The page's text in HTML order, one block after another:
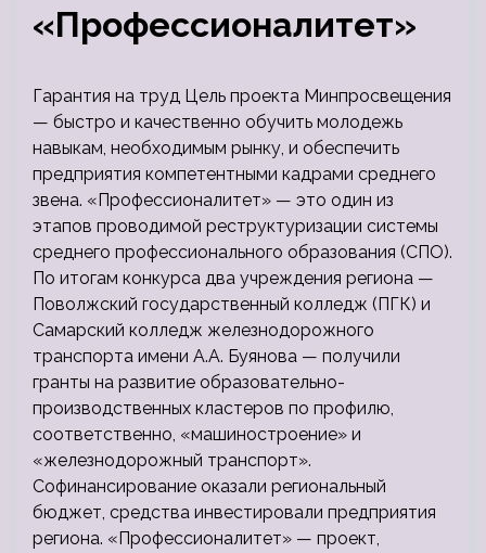
«Профессионалитет»
Гарантия на труд Цель проекта Минпросвещения
— быстро и качественно обучить молодежь
навыкам, необходимым рынку, и обеспечить
предприятия компетентными кадрами среднего
звена. «Профессионалитет» — это один из
этапов проводимой реструктуризации системы
среднего профессионального образования (СПО).
По итогам конкурса два учреждения региона —
Поволжский государственный колледж (ПГК) и
Самарский колледж железнодорожного
транспорта имени А.А. Буянова — получили
гранты на развитие образовательно-
производственных кластеров по профилю,
соответственно, «машиностроение» и
«железнодорожный транспорт».
Софинансирование оказали региональный
бюджет, средства инвестировали предприятия
региона. «Профессионалитет» — проект,